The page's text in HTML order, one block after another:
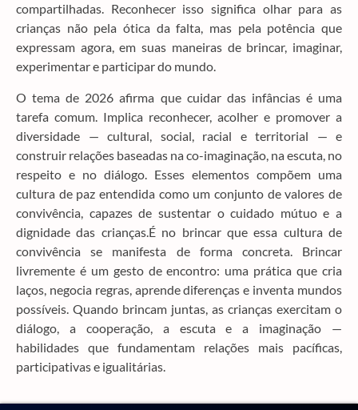
compartilhadas. Reconhecer isso significa olhar para as
crianças não pela ótica da falta, mas pela potência que
expressam agora, em suas maneiras de brincar, imaginar,
experimentar e participar do mundo.
O tema de 2026 afirma que cuidar das infâncias é uma
tarefa comum. Implica reconhecer, acolher e promover a
diversidade — cultural, social, racial e territorial — e
construir relações baseadas na co-imaginação, na escuta, no
respeito e no diálogo. Esses elementos compõem uma
cultura de paz entendida como um conjunto de valores de
convivência, capazes de sustentar o cuidado mútuo e a
dignidade das crianças.É no brincar que essa cultura de
convivência se manifesta de forma concreta. Brincar
livremente é um gesto de encontro: uma prática que cria
laços, negocia regras, aprende diferenças e inventa mundos
possíveis. Quando brincam juntas, as crianças exercitam o
diálogo, a cooperação, a escuta e a imaginação —
habilidades que fundamentam relações mais pacíficas,
participativas e igualitárias.